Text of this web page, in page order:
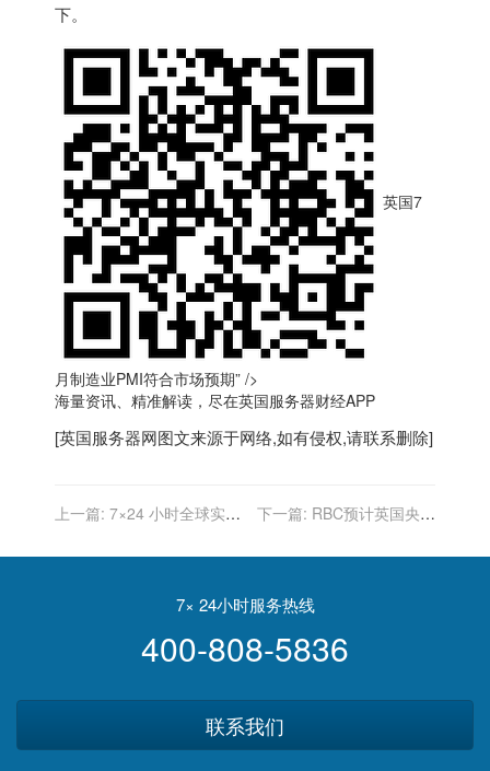
下。
英国7
月制造业PMI符合市场预期” />
海量资讯、精准解读，尽在英国服务器财经APP
[英国服务器网图文来源于网络,如有侵权,请联系删除]
上一篇: 7×24 小时全球实时
下一篇: RBC预计英国央行
7× 24小时服务热线
400-808-5836
联系我们